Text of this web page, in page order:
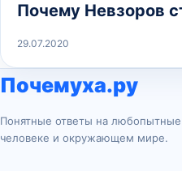
Почему Невзоров
29.07.2020
Почемуха.ру
Понятные ответы на
человеке и окружающем мире.